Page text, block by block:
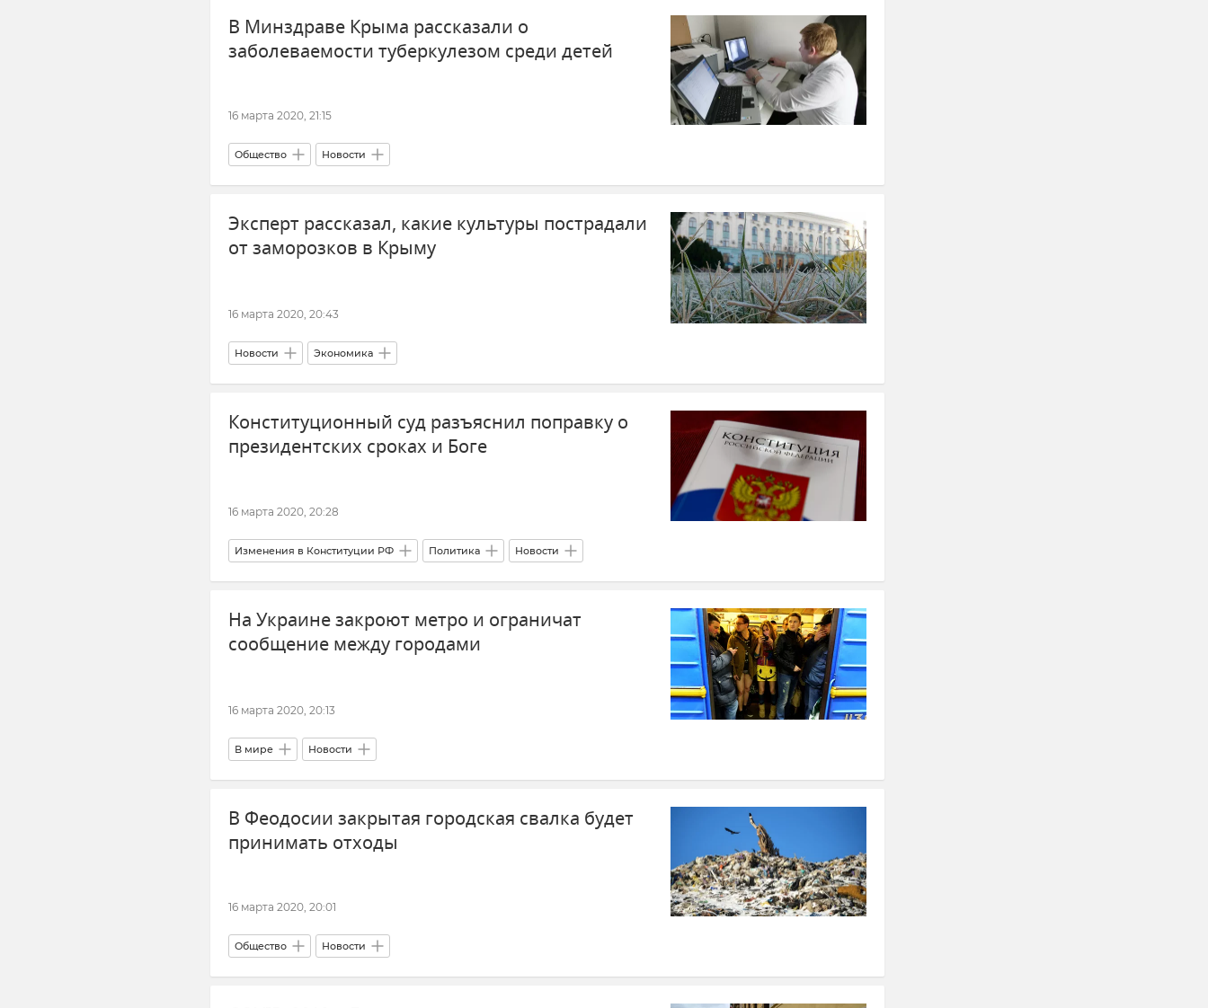
В Минздраве Крыма рассказали о
заболеваемости туберкулезом среди детей
16 марта 2020, 21:15
Общество Новости
Эксперт рассказал, какие культуры пострадали
от заморозков в Крыму
16 марта 2020, 20:43
Новости Экономика
Конституционный суд разъяснил поправку о
президентских сроках и Боге
16 марта 2020, 20:28
Изменения в Конституции РФ Политика Новости
На Украине закроют метро и ограничат
сообщение между городами
16 марта 2020, 20:13
В мире Новости
В Феодосии закрытая городская свалка будет
принимать отходы
16 марта 2020, 20:01
Общество Новости